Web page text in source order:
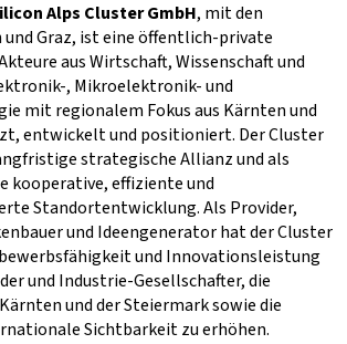
Alps Cluster GmbH, mit den
Graz, ist eine öffentlich-private
aus Wirtschaft, Wissenschaft und
, Mikroelektronik- und
mit regionalem Fokus aus Kärnten und
entwickelt und positioniert. Der Cluster
strategische Allianz und als
kooperative, effiziente und
Standortentwicklung. Als Provider,
und Ideengenerator hat der Cluster
und Innovationsleistung
und Industrie-Gesellschafter, die
und der Steiermark sowie die
Sichtbarkeit zu erhöhen.